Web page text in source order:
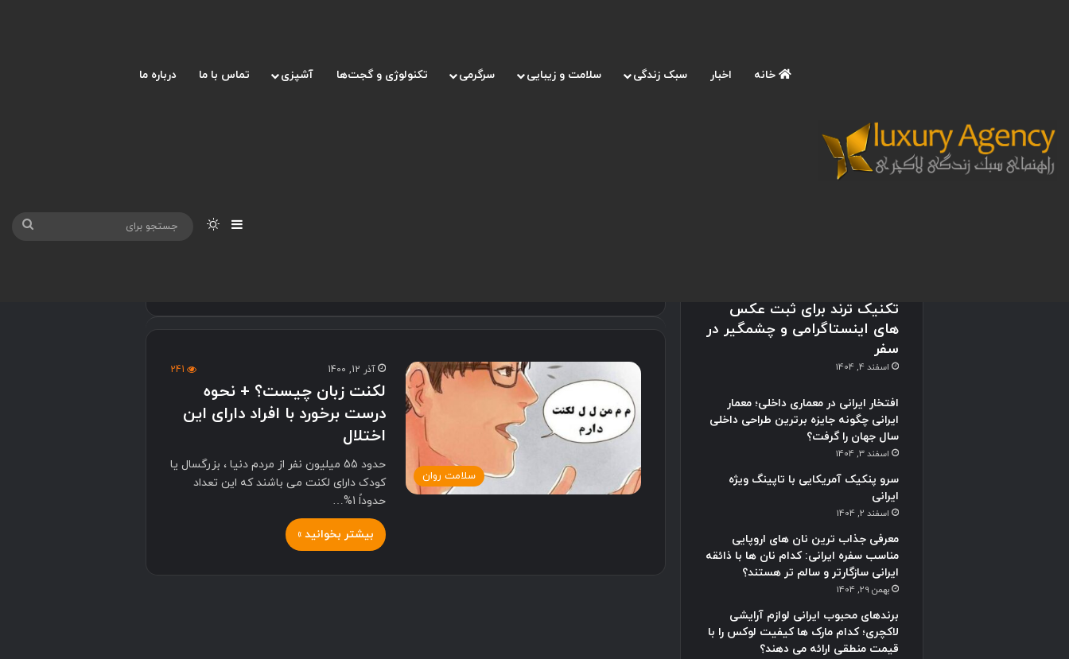
خانه اخبار سبک زندگی سلامت و زیبایی سرگرمی تکنولوژی و گجت‌ها آشپزی تماس با ما درباره ما
نوارکناریتغییر پوسته
سلامت روان
آذر 12, 1400 241
لکنت زبان چیست؟ + نحوه
درست برخورد با افراد دارای این
اختلال
حدود 55 میلیون نفر از مردم دنیا ، بزرگسال یا
کودک دارای لکنت می باشند که این تعداد
حدوداً 1%…
بیشتر بخوانید »
تکنیک ترند برای ثبت عکس
های اینستاگرامی و چشمگیر در
سفر
اسفند 4, 1404
افتخار ایرانی در معماری داخلی؛ معمار
ایرانی چگونه جایزه برترین طراحی داخلی
سال جهان را گرفت؟
اسفند 3, 1404
سرو پنکیک آمریکایی با تاپینگ ویژه
ایرانی
اسفند 2, 1404
معرفی جذاب ترین نان های اروپایی
مناسب سفره ایرانی: کدام نان ها با ذائقه
ایرانی سازگارتر و سالم تر هستند؟
بهمن 29, 1404
برندهای محبوب ایرانی لوازم آرایشی
لاکچری؛ کدام مارک ها کیفیت لوکس را با
قیمت منطقی ارائه می دهند؟